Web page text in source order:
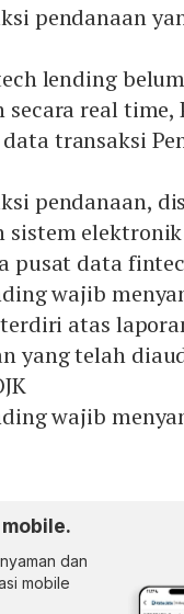
pendanaan
lending
real time,
transaksi
pendanaan,
sistem
pusat data
wajib
atas
yang telah
wajib
dan
mobile